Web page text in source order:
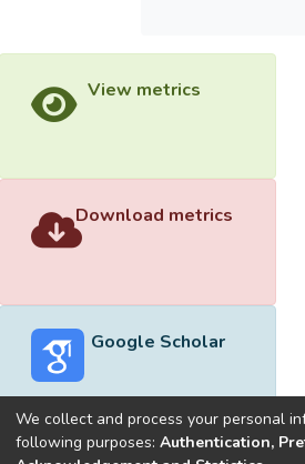
View metrics
Download metrics
Google Scholar
We collect and process your personal
following purposes: Authentication,